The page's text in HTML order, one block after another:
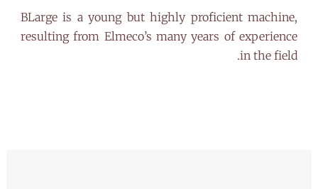
BLarge is a young but highly proficient machine,
resulting from Elmeco’s many years of experience
in the field.